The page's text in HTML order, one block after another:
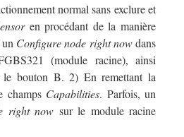
normal sans exclure et
en procédant de la manière
Configure node right nowdans
(module racine), ainsi
le bouton B. 2) En remettant la
champs Capabilities. Parfois, un
right now sur le module racine